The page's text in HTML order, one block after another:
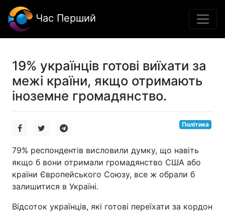
Час Перший
19% українців готові виїхати за
межі країни, якщо отримають
іноземне громадянство.
Політика
79% респондентів висловили думку, що навіть
якщо б вони отримали громадянство США або
країни Європейського Союзу, все ж обрали б
залишитися в Україні.
Відсоток українців, які готові переїхати за кордон